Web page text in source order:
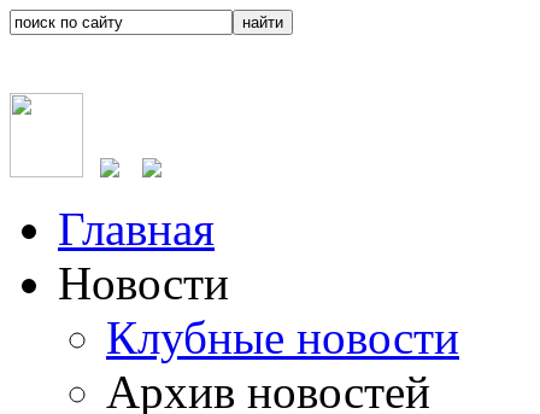
Главная
Новости
Клубные новости
Архив новостей